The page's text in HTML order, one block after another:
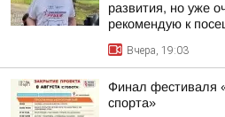
развития, но уже
рекомендую к
Вчера, 19:03
Финал фестиваля
спорта»